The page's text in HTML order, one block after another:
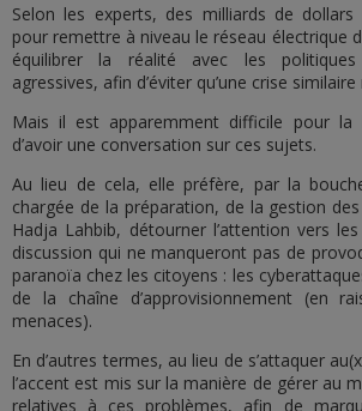
Selon les experts, des milliards de dollars
pour remettre à niveau le réseau électrique
équilibrer la réalité avec les
agressives, afin d’éviter qu’une crise
Mais il est apparemment difficile pour la
d’avoir une conversation sur ces sujets.
Au lieu de cela, elle préfère, par la
chargée de la préparation, de la gestion
Hadja Lahbib, détourner l’attention vers
discussion qui ne manqueront pas de
paranoïa chez les citoyens : les
de la chaîne d’approvisionnement (en
menaces).
En d’autres termes, au lieu de s’attaquer
l’accent est mis sur la manière de gérer au
relatives à ces problèmes, afin de